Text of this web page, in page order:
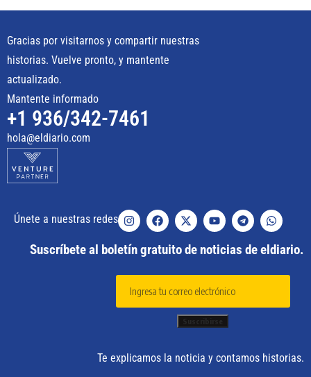
Gracias por visitarnos y compartir nuestras
historias. Vuelve pronto, y mantente
actualizado.
Mantente informado
+1 936/342-7461
hola@eldiario.com
Únete a nuestras redes
Suscríbete al boletín gratuito de noticias de eldiario.
Te explicamos la noticia y contamos historias.